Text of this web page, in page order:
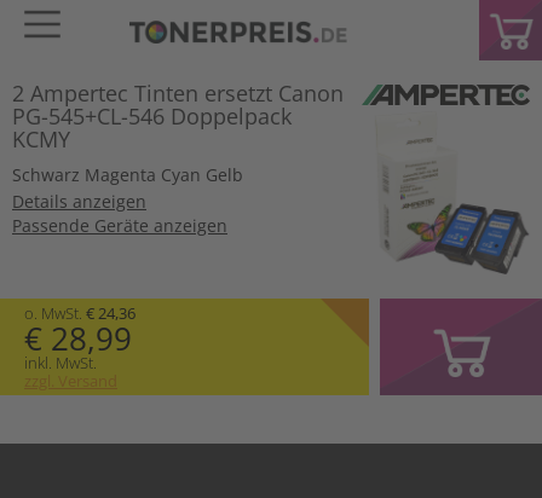
2 Ampertec Tinten ersetzt Canon
PG-545+CL-546 Doppelpack
KCMY
Schwarz Magenta Cyan Gelb
Details anzeigen
Passende Geräte anzeigen
o. MwSt. € 24,36
€ 28,99
inkl. MwSt.
zzgl. Versand